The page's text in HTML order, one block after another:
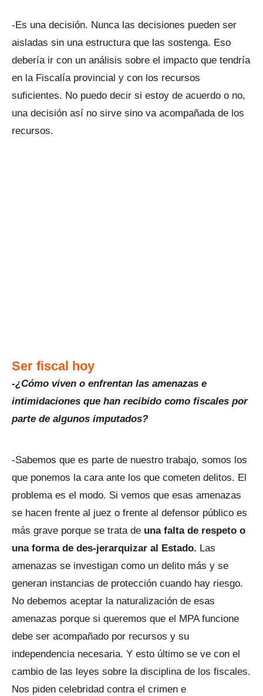
-Es una decisión. Nunca las decisiones pueden ser
aisladas sin una estructura que las sostenga. Eso
debería ir con un análisis sobre el impacto que tendría
en la Fiscalía provincial y con los recursos
suficientes. No puedo decir si estoy de acuerdo o no,
una decisión así no sirve sino va acompañada de los
recursos.
Ser fiscal hoy
-¿Cómo viven o enfrentan las amenazas e
intimidaciones que han recibido como fiscales por
parte de algunos imputados?
-Sabemos que es parte de nuestro trabajo, somos los
que ponemos la cara ante los que cometen delitos. El
problema es el modo. Si vemos que esas amenazas
se hacen frente al juez o frente al defensor público es
más grave porque se trata de una falta de respeto o
una forma de des-jerarquizar al Estado. Las
amenazas se investigan como un delito más y se
generan instancias de protección cuando hay riesgo.
No debemos aceptar la naturalización de esas
amenazas porque si queremos que el MPA funcione
debe ser acompañado por recursos y su
independencia necesaria. Y esto último se ve con el
cambio de las leyes sobre la disciplina de los fiscales.
Nos piden celebridad contra el crimen e